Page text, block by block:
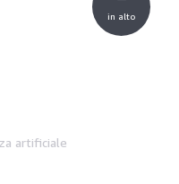
artificiale
in alto